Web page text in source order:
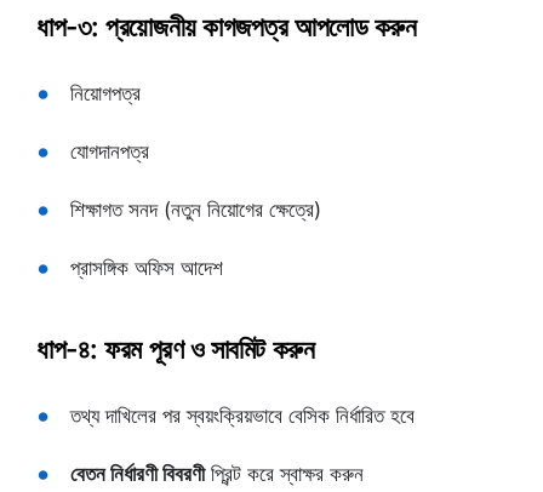
ধাপ-৩: প্রয়োজনীয় কাগজপত্র আপলোড করুন
নিয়োগপত্র
যোগদানপত্র
শিক্ষাগত সনদ (নতুন নিয়োগের ক্ষেত্রে)
প্রাসঙ্গিক অফিস আদেশ
ধাপ-৪: ফরম পূরণ ও সাবমিট করুন
তথ্য দাখিলের পর স্বয়ংক্রিয়ভাবে বেসিক নির্ধারিত হবে
বেতন নির্ধারণী বিবরণীপ্রিন্ট করে স্বাক্ষর করুন